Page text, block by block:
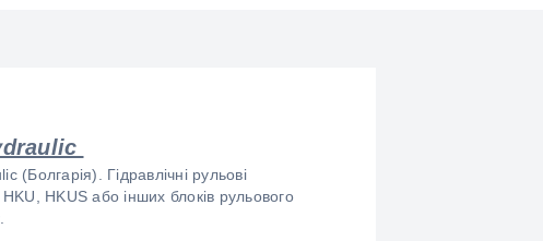
Гідравлічні рульові
HKUS або інших блоків рульового